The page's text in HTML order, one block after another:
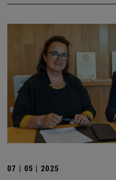
07 | 05 | 2025